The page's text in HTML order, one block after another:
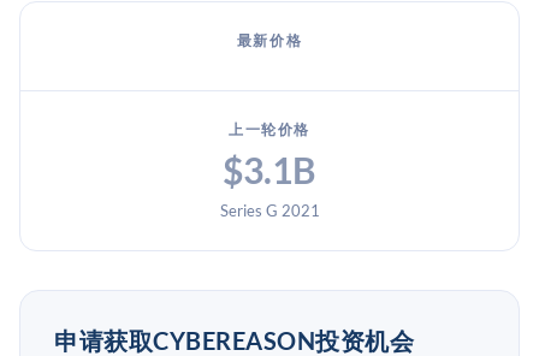
最新价格
上一轮价格
$3.1B
Series G 2021
申请获取CYBEREASON投资机会